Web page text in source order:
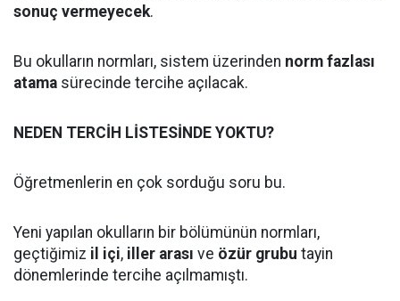
sonuç vermeyecek.
Bu okulların normları, sistem üzerinden norm fazlası
atama sürecinde tercihe açılacak.
NEDEN TERCİH LİSTESİNDE YOKTU?
Öğretmenlerin en çok sorduğu soru bu.
Yeni yapılan okulların bir bölümünün normları,
geçtiğimiz il içi, iller arası ve özür grubu tayin
dönemlerinde tercihe açılmamıştı.